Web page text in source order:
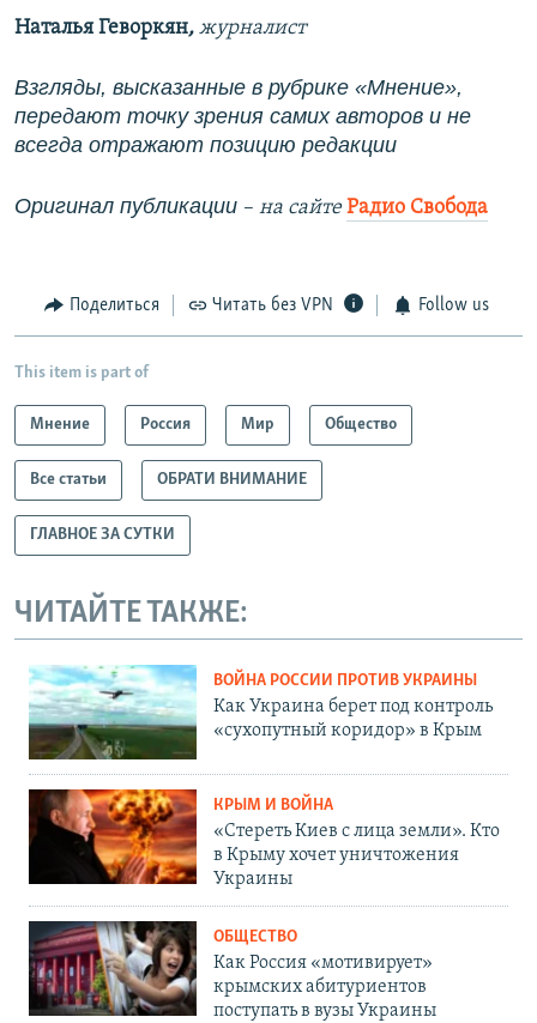
Наталья Геворкян, журналист
Взгляды, высказанные в рубрике «Мнение»,
передают точку зрения самих авторов и не
всегда отражают позицию редакции
Оригинал публикации – на сайте Радио Свобода
Поделиться Читать без VPN Follow us
This item is part of
Мнение Россия Мир Общество
Все статьи ОБРАТИ ВНИМАНИЕ
ГЛАВНОЕ ЗА СУТКИ
ЧИТАЙТЕ ТАКЖЕ:
ВОЙНА РОССИИ ПРОТИВ УКРАИНЫ
Как Украина берет под контроль
«сухопутный коридор» в Крым
КРЫМ И ВОЙНА
«Стереть Киев с лица земли». Кто
в Крыму хочет уничтожения
Украины
ОБЩЕСТВО
Как Россия «мотивирует»
крымских абитуриентов
поступать в вузы Украины